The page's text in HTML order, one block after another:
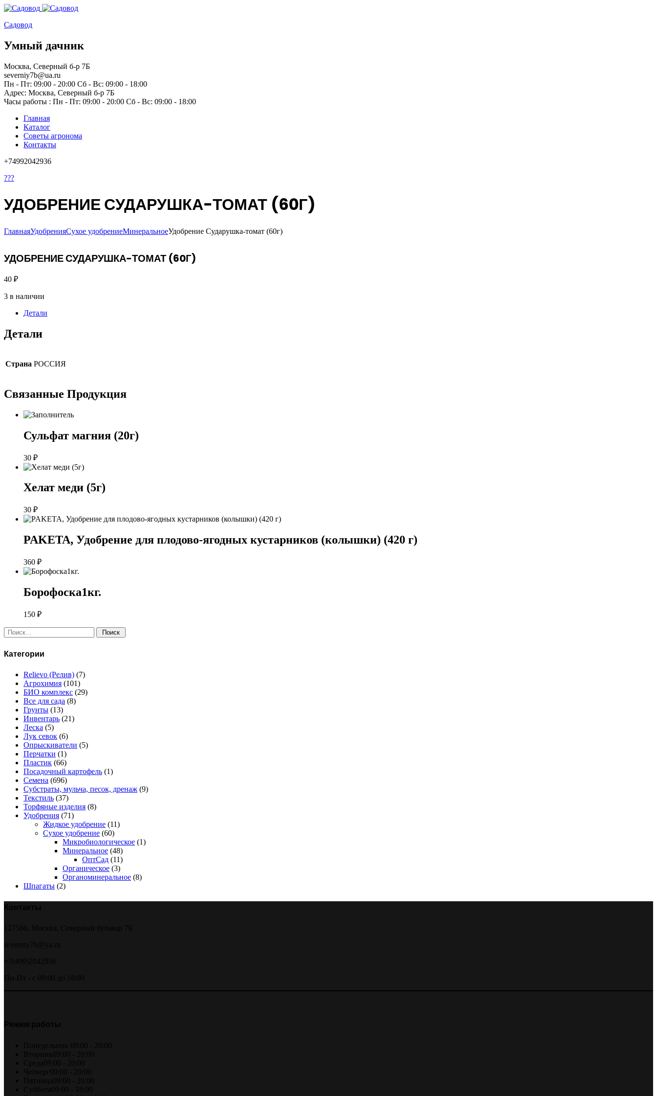
Садовод
Умный дачник
Москва, Северный б-р 7Б
severniy7b@ua.ru
Пн - Пт: 09:00 - 20:00 Сб - Вс: 09:00 - 18:00
Адрес: Москва, Северный б-р 7Б
Часы работы : Пн - Пт: 09:00 - 20:00 Сб - Вс: 09:00 - 18:00
Главная
Каталог
Советы агронома
Контакты
+74992042936
???
УДОБРЕНИЕ СУДАРУШКА-ТОМАТ (60Г)
ГлавнаяУдобренияСухое удобрениеМинеральноеУдобрение Сударушка-томат (60г)
УДОБРЕНИЕ СУДАРУШКА-ТОМАТ (60Г)
40 ₽
3 в наличии
Детали
Детали
Страна РОССИЯ
Связанные Продукция
Сульфат магния (20г)
30 ₽
Хелат меди (5г)
30 ₽
PAKETA, Удобрение для плодово-ягодных кустарников (колышки) (420 г)
360 ₽
Борофоска1кг.
150 ₽
Поиск:
Категории
Relievo (Релив) (7)
Агрохимия (101)
БИО комплекс (29)
Все для сада (8)
Грунты (13)
Инвентарь (21)
Леска (5)
Лук севок (6)
Опрыскиватели (5)
Перчатки (1)
Пластик (66)
Посадочный картофель (1)
Семена (696)
Субстраты, мульча, песок, дренаж (9)
Текстиль (37)
Торфяные изделия (8)
Удобрения (71)
Жидкое удобрение (11)
Сухое удобрение (60)
Микробиологическое (1)
Минеральное (48)
ОптСад (11)
Органическое (3)
Органоминеральное (8)
Шпагаты (2)